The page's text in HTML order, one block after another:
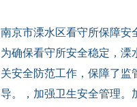
南京市溧水区看守所保障安
为确保看守所安全稳定，溧
关安全防范工作，保障了监
导。，加强卫生安全管理